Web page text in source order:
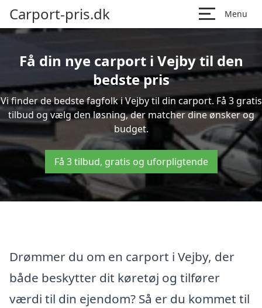
Carport-pris.dk Menu
Få din nye carport i Vejby til den
bedste pris
Vi finder de bedste fagfolk i Vejby til din carport. Få 3 gratis
tilbud og vælg den løsning, der matcher dine ønsker og
budget.
Få 3 tilbud, gratis og uforpligtende
Drømmer du om en carport i Vejby, der
både beskytter dit køretøj og tilfører
værdi til din ejendom? Så er du kommet til